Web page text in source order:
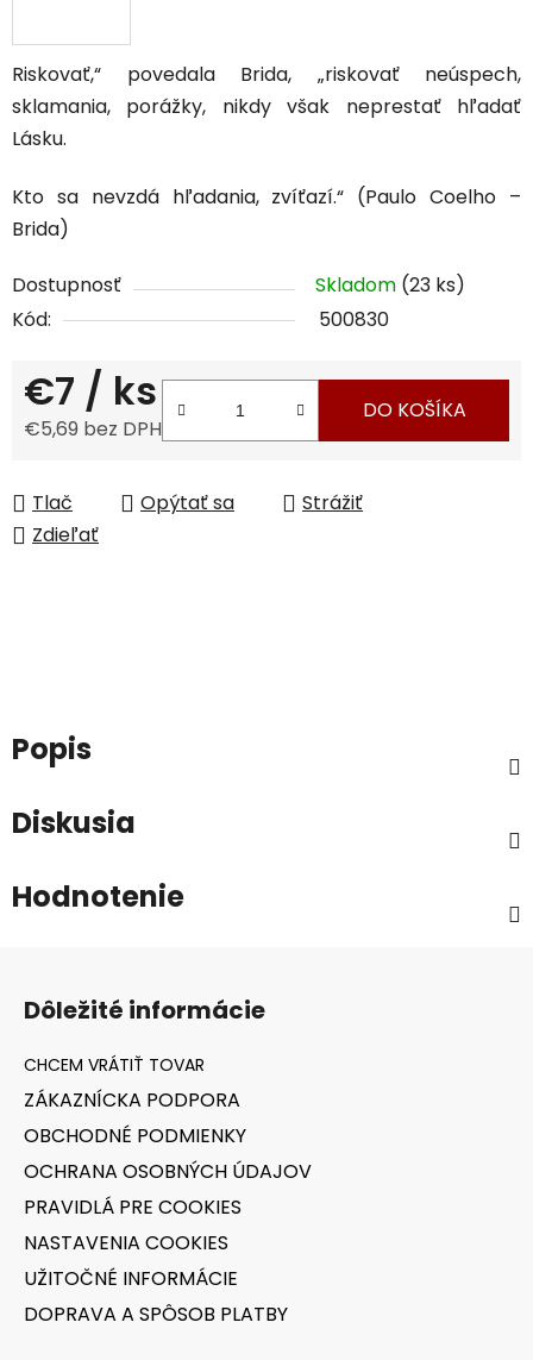
Riskovať,“ povedala Brida, „riskovať neúspech,
sklamania, porážky, nikdy však neprestať hľadať
Lásku.
Kto sa nevzdá hľadania, zvíťazí.“ (Paulo Coelho –
Brida)
Dostupnosť Skladom (23 ks)
Kód:
500830
€7 / ks
€5,69 bez DPH
DO KOŠÍKA
Tlač Opýtať sa
Strážiť
Zdieľať
Popis
Diskusia
Hodnotenie
Dôležité informácie
ZÁKAZNÍCKA PODPORA
OBCHODNÉ PODMIENKY
OCHRANA OSOBNÝCH ÚDAJOV
PRAVIDLÁ PRE COOKIES
NASTAVENIA COOKIES
UŽITOČNÉ INFORMÁCIE
DOPRAVA A SPÔSOB PLATBY